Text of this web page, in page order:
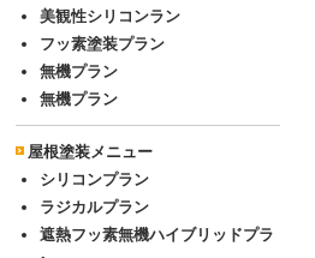
美観性シリコンラン
フッ素塗装プラン
無機プラン
無機プラン
屋根塗装メニュー
シリコンプラン
ラジカルプラン
遮熱フッ素無機ハイブリッドプラ